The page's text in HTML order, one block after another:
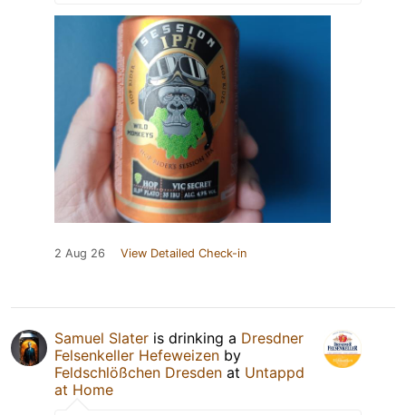
2 Aug 26 View Detailed Check-in
Samuel Slater is drinking a Dresdner
Felsenkeller Hefeweizen by
Feldschlößchen Dresden at Untappd
at Home